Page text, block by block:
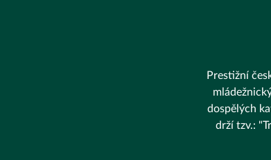
Prestižní
dospělých
drží tzv.: